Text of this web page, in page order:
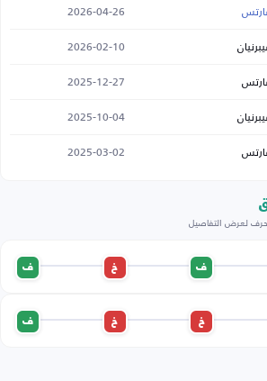
2026-04-26
2026-02-10
2025-12-27
2025-10-04
2025-03-02
لعرض التفاصيل
ف خ ف
خ خ ف